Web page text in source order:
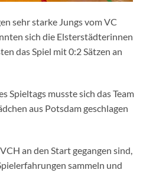
sehr starke Jungs vom VC
sich die Elsterstädterinnen
das Spiel mit 0:2 Sätzen an
Spieltags musste sich das Team
aus Potsdam geschlagen
an den Start gegangen sind,
sammeln und